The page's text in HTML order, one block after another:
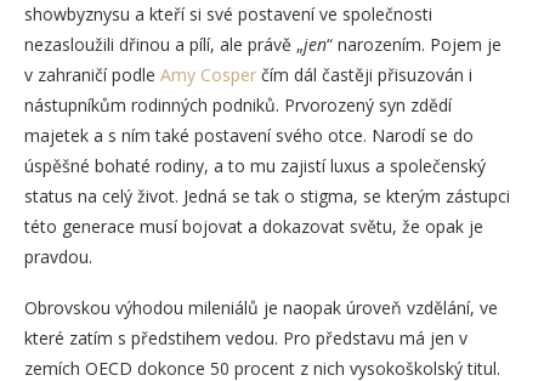
showbyznysu a kteří si své postavení ve společnosti
nezasloužili dřinou a pílí, ale právě „jen“ narozením. Pojem je
v zahraničí podle Amy Cosper čím dál častěji přisuzován i
nástupníkům rodinných podniků. Prvorozený syn zdědí
majetek a s ním také postavení svého otce. Narodí se do
úspěšné bohaté rodiny, a to mu zajistí luxus a společenský
status na celý život. Jedná se tak o stigma, se kterým zástupci
této generace musí bojovat a dokazovat světu, že opak je
pravdou.
Obrovskou výhodou mileniálů je naopak úroveň vzdělání, ve
které zatím s předstihem vedou. Pro představu má jen v
zemích OECD dokonce 50 procent z nich vysokoškolský titul.